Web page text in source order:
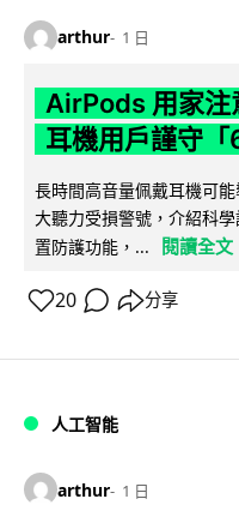
arthur 1 日
AirPods 用家注
耳機用戶謹守
長時間高音量佩戴耳機可
大聽力受損警號，介紹科
置防護功能，...
閱讀全文
20 分享
人工智能
arthur 1 日